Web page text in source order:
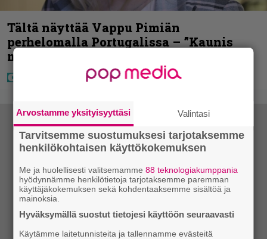
Tältä näyttää Vappu Pimiän
perhelomalla Portugalissa – ”Kaunis
mekko”
Arvostamme yksityisyyttäsi Valintasi
Tarvitsemme suostumuksesi tarjotaksemme
henkilökohtaisen käyttökokemuksen
Me ja huolellisesti valitsemamme88 teknologiakumppania
hyödynnämme henkilötietoja tarjotaksemme paremman
käyttäjäkokemuksen sekä kohdentaaksemme sisältöä ja
mainoksia.
Hyväksymällä suostut tietojesi käyttöön seuraavasti
Käytämme laitetunnisteita ja tallennamme evästeitä